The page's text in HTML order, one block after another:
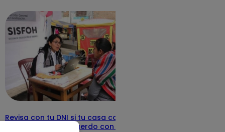
detalles
Revisa con tu DNI si tu casa califica
como pobre, de acuerdo con el Sisfoh